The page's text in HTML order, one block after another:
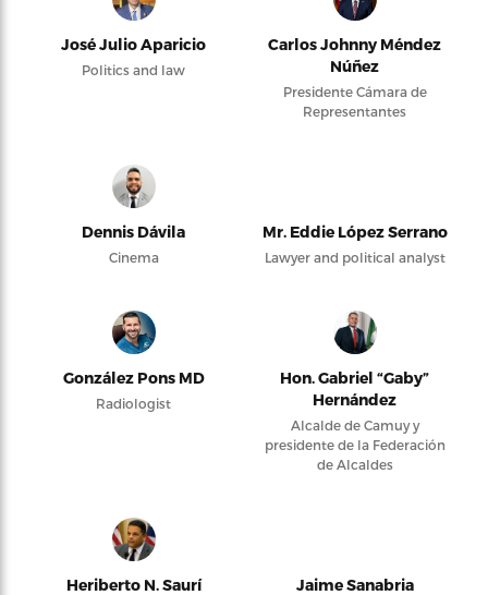
José Julio Aparicio
Politics and law
Carlos Johnny Méndez
Núñez
Presidente Cámara de
Representantes
Dennis Dávila
Cinema
Mr. Eddie López Serrano
Lawyer and political analyst
González Pons MD
Radiologist
Hon. Gabriel “Gaby”
Hernández
Alcalde de Camuy y
presidente de la Federación
de Alcaldes
Heriberto N. Saurí Jaime Sanabria